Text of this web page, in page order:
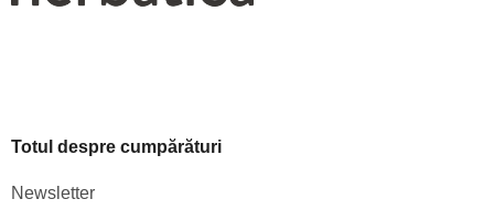
Totul despre cumpărături
Newsletter